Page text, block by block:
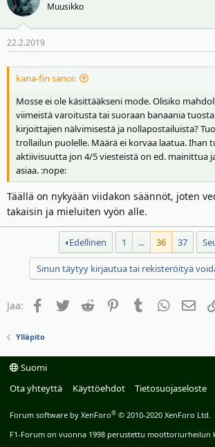
Muusikko
22.2.2019
kana-fin sanoi:
Mosse ei ole käsittääkseni mode. Olisiko
viimeistä varoitusta tai suoraan banaania
kirjoittajien nälvimisestä ja nollapostailuista?
trollailun puolelle. Määrä ei korvaa laatua. Ihan
aktiivisuutta jon 4/5 viesteistä on ed. mainittua
asiaa. :nope:
Täällä on nykyään viidakon säännöt, joten
takaisin ja mieluiten vyön alle.
Edellinen 1 ... 36 37
Sinun täytyy kirjautua tai rekisteröityä
Jaa: Facebook
TwitterReddit PinterestTumblr
Ylläpito
Suomi
Ota yhteyttä
Käyttöehdot Tietosuojaseloste
Forum software by XenForo® © 2010-2020 XenForo Ltd.
F1-Forum on vuonna 1998 perustettu moottoriurheilun